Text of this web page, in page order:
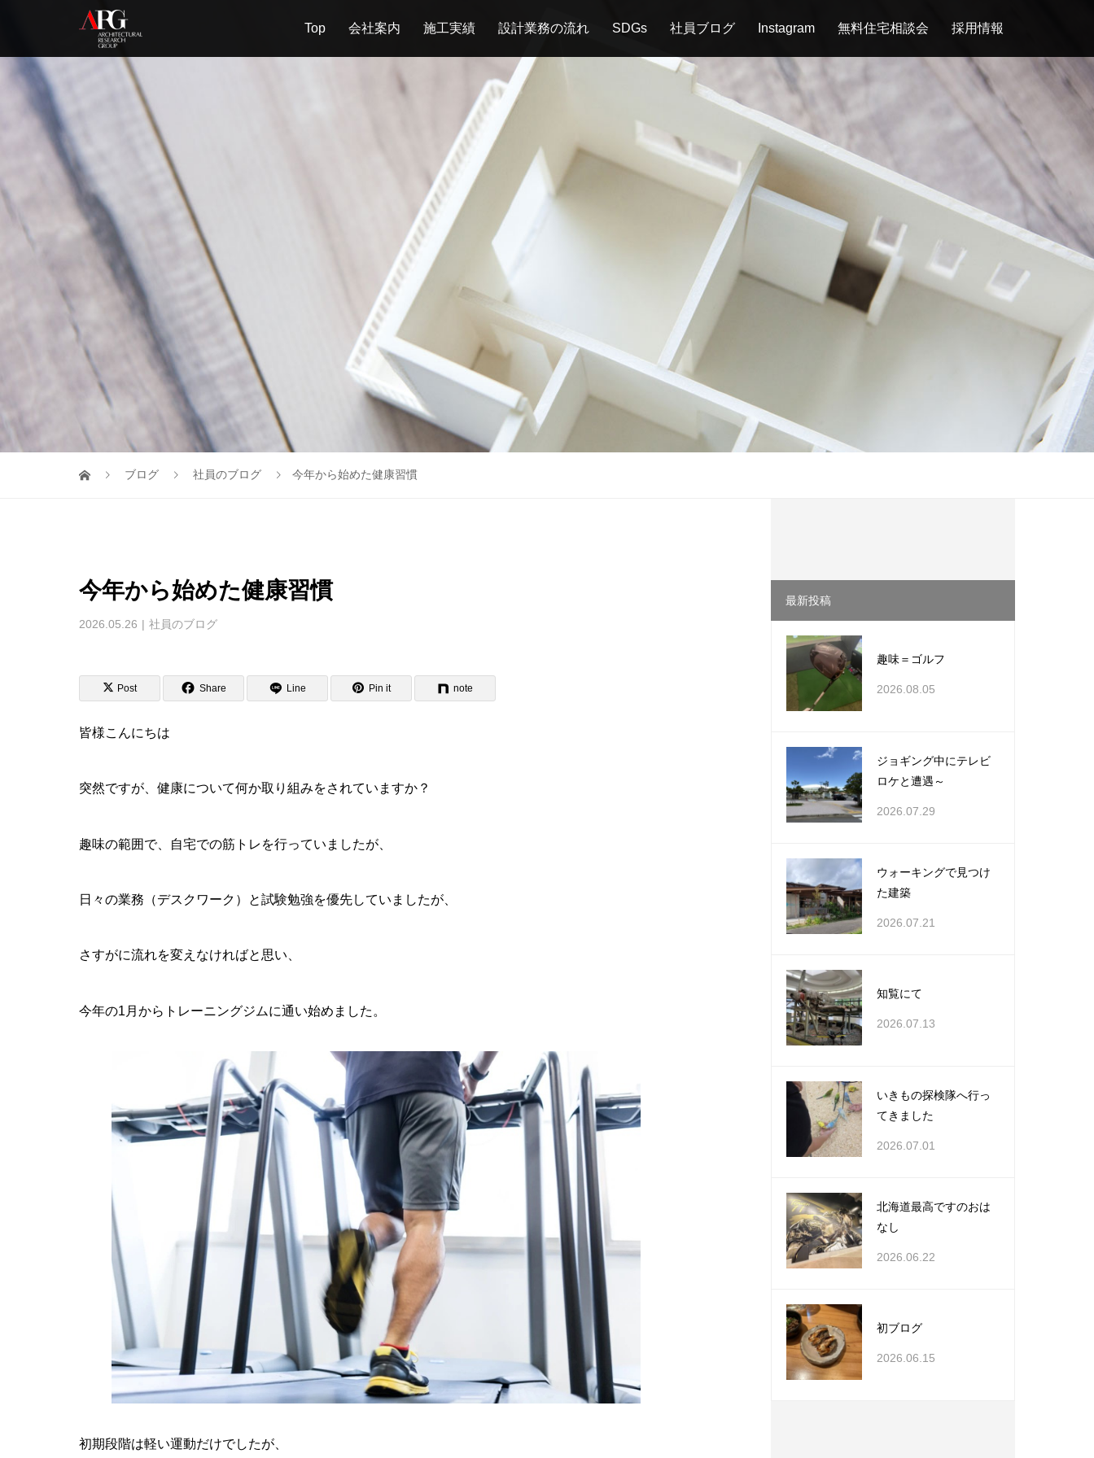
Top 会社案内 施工実績 設計業務の流れ SDGs 社員ブログ Instagram 無料住宅相談会 採用情報
ブログ 社員のブログ 今年から始めた健康習慣
今年から始めた健康習慣
2026.05.26 社員のブログ
Post Share Line Pin it note
皆様こんにちは
突然ですが、健康について何か取り組みをされていますか？
趣味の範囲で、自宅での筋トレを行っていましたが、
日々の業務（デスクワーク）と試験勉強を優先していましたが、
さすがに流れを変えなければと思い、
今年の1月からトレーニングジムに通い始めました。
初期段階は軽い運動だけでしたが、
最新投稿
趣味＝ゴルフ
2026.08.05
ジョギング中にテレビ
ロケと遭遇～
2026.07.29
ウォーキングで見つけ
た建築
2026.07.21
知覧にて
2026.07.13
いきもの探検隊へ行っ
てきました
2026.07.01
北海道最高ですのおは
なし
2026.06.22
初ブログ
2026.06.15